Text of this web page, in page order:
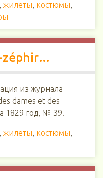
, жилеты, костюмы,
zéphir…
из журнала
dames et des
1829 год, № 39.
, жилеты, костюмы,